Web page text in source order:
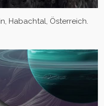
Habachtal, Österreich.